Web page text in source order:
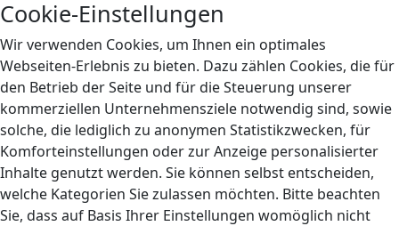
Cookie-Einstellungen
Wir verwenden Cookies, um Ihnen ein optimales
Webseiten-Erlebnis zu bieten. Dazu zählen Cookies, die für
den Betrieb der Seite und für die Steuerung unserer
kommerziellen Unternehmensziele notwendig sind, sowie
solche, die lediglich zu anonymen Statistikzwecken, für
Komforteinstellungen oder zur Anzeige personalisierter
Inhalte genutzt werden. Sie können selbst entscheiden,
welche Kategorien Sie zulassen möchten. Bitte beachten
Sie, dass auf Basis Ihrer Einstellungen womöglich nicht